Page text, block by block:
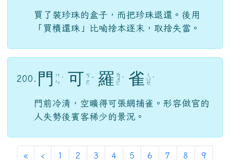
買了裝珍珠的盒子，而把珍珠退還。後用
「買櫝還珠」比喻捨本逐末，取捨失當。
200. 門
ㄇ
ㄣ ˊ 可 ㄎ
ㄜ ˇ 羅 ㄌ
ㄨ
ㄛ
ˊ 雀 ㄑ
ㄩ
ㄝ
ˋ
門前冷清，空曠得可張網捕雀。形容做官的
人失勢後賓客稀少的景況。
«第一頁
‹ 上一頁
1 2 3 4 5 6 7 8 9